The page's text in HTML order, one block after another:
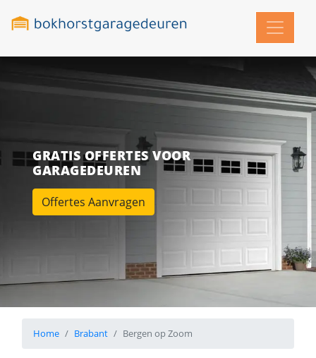
GRATIS OFFERTES VOOR
GARAGEDEUREN
Offertes Aanvragen
Home Brabant Bergen op Zoom